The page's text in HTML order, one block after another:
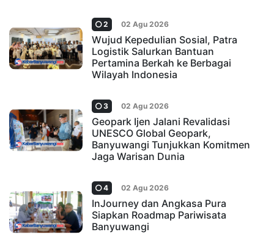
2 02 Agu 2026
Wujud Kepedulian Sosial, Patra
Logistik Salurkan Bantuan
Pertamina Berkah ke Berbagai
Wilayah Indonesia
3 02 Agu 2026
Geopark Ijen Jalani Revalidasi
UNESCO Global Geopark,
Banyuwangi Tunjukkan Komitmen
Jaga Warisan Dunia
4 02 Agu 2026
InJourney dan Angkasa Pura
Siapkan Roadmap Pariwisata
Banyuwangi